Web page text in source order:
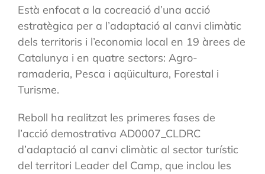
Està enfocat a la cocreació d’una acció
estratègica per a l’adaptació al canvi climàtic
dels territoris i l’economia local en 19 àrees de
Catalunya i en quatre sectors: Agro-
ramaderia, Pesca i aqüicultura, Forestal i
Turisme.
Reboll ha realitzat les primeres fases de
l’acció demostrativa AD0007_CLDRC
d’adaptació al canvi climàtic al sector turístic
del territori Leader del Camp, que inclou les